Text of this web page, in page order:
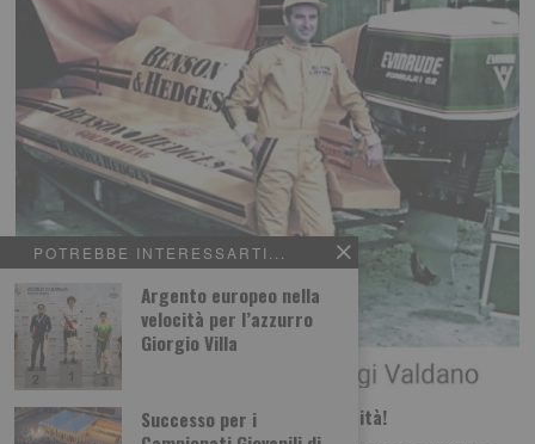
POTREBBE INTERESSARTI...
Argento europeo nella
velocità per l’azzurro
Giorgio Villa
Successo per i
l fuoribordo di Gigi Valdano. Obiettivo velocità!